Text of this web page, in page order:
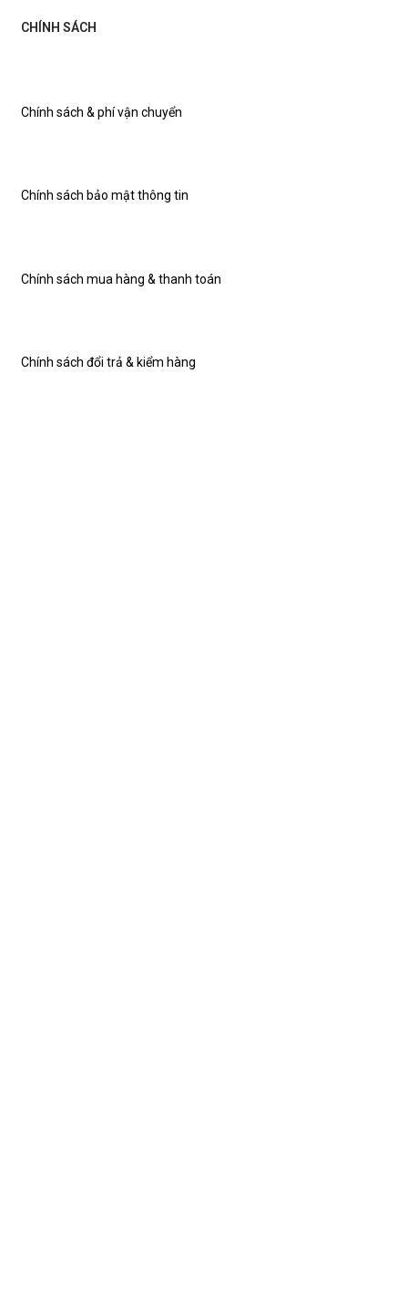
CHÍNH SÁCH
Chính sách bảo mật thông tin
Chính sách mua hàng & thanh toán
Chính sách đổi trả & kiểm hàng
Chính sách & phí vận chuyển